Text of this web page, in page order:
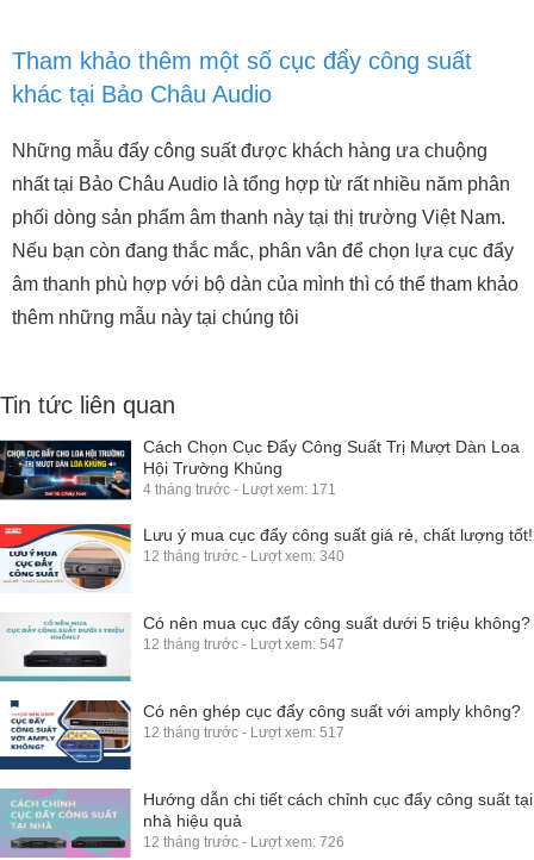
Tham khảo thêm một số cục đẩy công suất
khác tại Bảo Châu Audio
Những mẫu đẩy công suất được khách hàng ưa chuộng
nhất tại Bảo Châu Audio là tổng hợp từ rất nhiều năm phân
phối dòng sản phẩm âm thanh này tại thị trường Việt Nam.
Nếu bạn còn đang thắc mắc, phân vân để chọn lựa cục đẩy
âm thanh phù hợp với bộ dàn của mình thì có thể tham khảo
thêm những mẫu này tại chúng tôi
Tin tức liên quan
Cách Chọn Cục Đẩy Công Suất Trị Mượt Dàn Loa
Hội Trường Khủng
4 tháng trước - Lượt xem: 171
Lưu ý mua cục đẩy công suất giá rẻ, chất lượng tốt!
12 tháng trước - Lượt xem: 340
Có nên mua cục đẩy công suất dưới 5 triệu không?
12 tháng trước - Lượt xem: 547
Có nên ghép cục đẩy công suất với amply không?
12 tháng trước - Lượt xem: 517
Hướng dẫn chi tiết cách chỉnh cục đẩy công suất tại
nhà hiệu quả
12 tháng trước - Lượt xem: 726